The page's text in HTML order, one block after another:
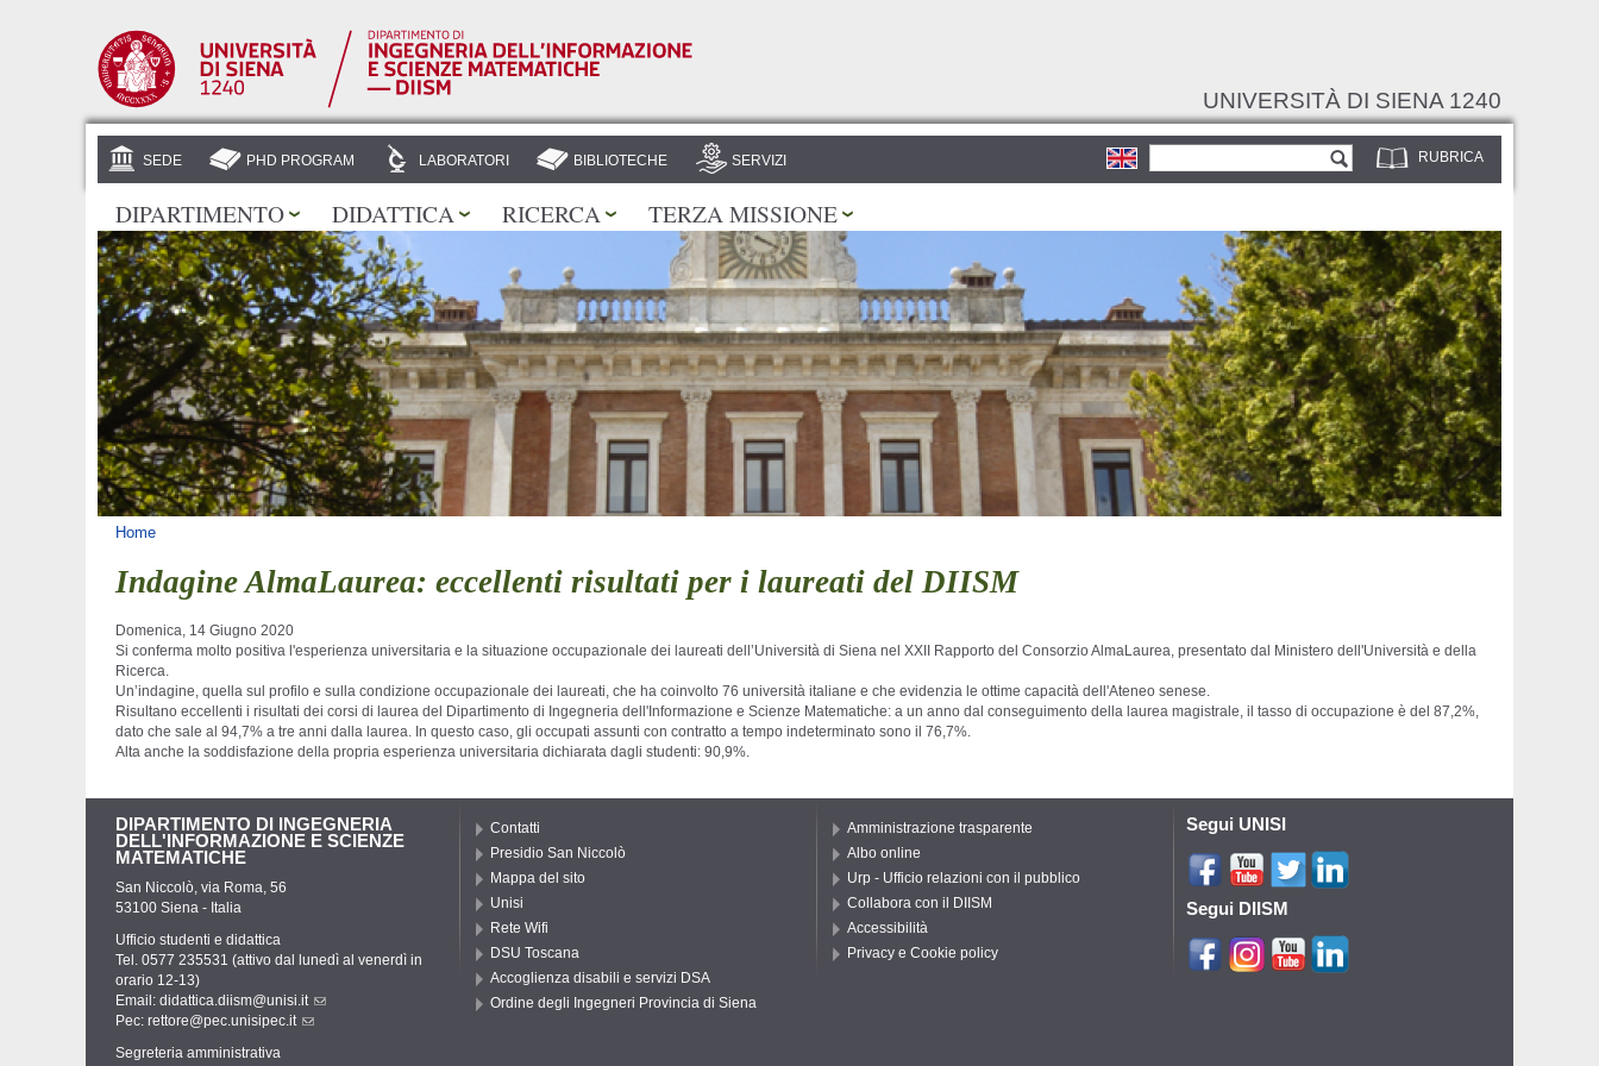
UNIVERSITÀ DI SIENA 1240
RUBRICA
Form di ricerca
SEDE PHD PROGRAM LABORATORI BIBLIOTECHE SERVIZI
DIPARTIMENTO DIDATTICA RICERCA TERZA MISSIONE
Tu sei qui
Home
Indagine AlmaLaurea: eccellenti risultati per i laureati del DIISM
Domenica, 14 Giugno 2020
Si conferma molto positiva l'esperienza universitaria e la situazione occupazionale dei laureati dell’Università di Siena nel XXII Rapporto del Consorzio AlmaLaurea, presentato dal Ministero dell'Università e della
Ricerca.
Un’indagine, quella sul profilo e sulla condizione occupazionale dei laureati, che ha coinvolto 76 università italiane e che evidenzia le ottime capacità dell'Ateneo senese.
Risultano eccellenti i risultati dei corsi di laurea del Dipartimento di Ingegneria dell'Informazione e Scienze Matematiche: a un anno dal conseguimento della laurea magistrale, il tasso di occupazione è del 87,2%,
dato che sale al 94,7% a tre anni dalla laurea. In questo caso, gli occupati assunti con contratto a tempo indeterminato sono il 76,7%.
Alta anche la soddisfazione della propria esperienza universitaria dichiarata dagli studenti: 90,9%.
DIPARTIMENTO DI INGEGNERIA
DELL'INFORMAZIONE E SCIENZE
MATEMATICHE
San Niccolò, via Roma, 56
53100 Siena - Italia
Ufficio studenti e didattica
Tel. 0577 235531 (attivo dal lunedì al venerdì in
orario 12-13)
Email: didattica.diism@unisi.it
Pec: rettore@pec.unisipec.it
Segreteria amministrativa
Contatti
Presidio San Niccolò
Mappa del sito
Unisi
Rete Wifi
DSU Toscana
Accoglienza disabili e servizi DSA
Ordine degli Ingegneri Provincia di Siena
Amministrazione trasparente
Albo online
Urp - Ufficio relazioni con il pubblico
Collabora con il DIISM
Accessibilità
Privacy e Cookie policy
Segui UNISI
Segui DIISM